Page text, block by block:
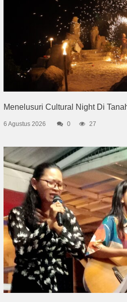
Menelusuri Cultural Night Di
6 Agustus 2026 0 27